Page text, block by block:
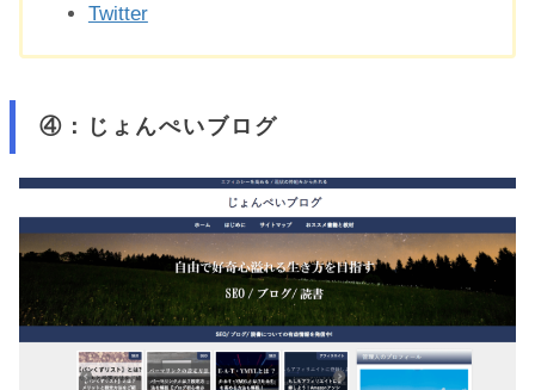
Twitter
④：じょんぺいブログ